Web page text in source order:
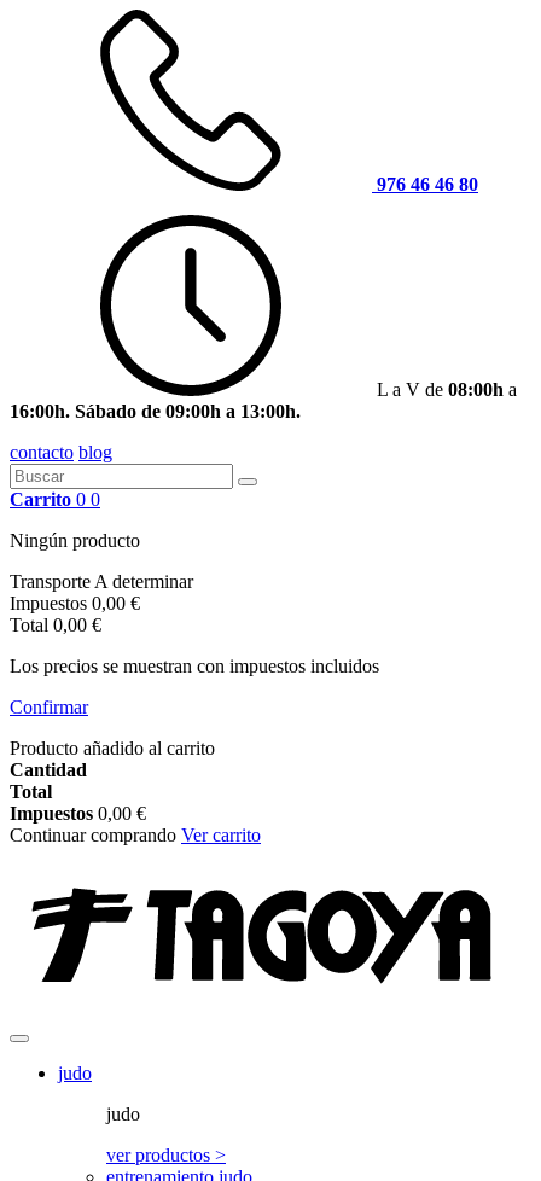
976 46 46 80
L a V de 08:00h a
16:00h. Sábado de 09:00h a 13:00h.
contacto blog
Carrito 0 0
Ningún producto
Transporte A determinar
Impuestos 0,00 €
Total 0,00 €
Los precios se muestran con impuestos incluidos
Confirmar
Producto añadido al carrito
Cantidad
Total
Impuestos 0,00 €
Continuar comprando Ver carrito
judo
judo
ver productos >
entrenamiento judo